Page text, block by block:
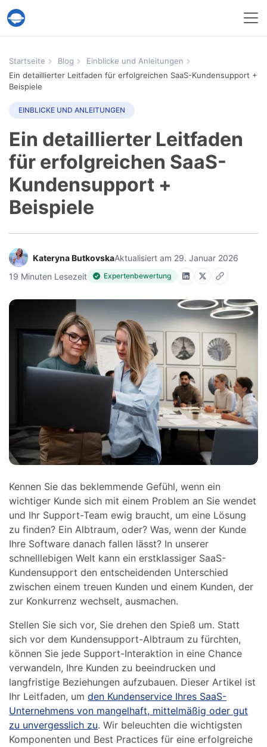
Help Desk Migration
Startseite Blog
Einblicke und Anleitungen
Ein detaillierter Leitfaden für erfolgreichen SaaS-Kundensupport +
Beispiele
EINBLICKE UND ANLEITUNGEN
Ein detaillierter Leitfaden
für erfolgreichen SaaS-
Kundensupport +
Beispiele
Kateryna ButkovskaAktualisiert am 29. Januar 2026
19 Minuten Lesezeit
Expertenbewertung
Kennen Sie das beklemmende Gefühl, wenn ein
wichtiger Kunde sich mit einem Problem an Sie wendet
und Ihr Support-Team ewig braucht, um eine Lösung
zu finden? Ein Albtraum, oder? Was, wenn der Kunde
Ihre Software danach fallen lässt? In unserer
schnelllebigen Welt kann ein erstklassiger SaaS-
Kundensupport den entscheidenden Unterschied
zwischen einem treuen Kunden und einem Kunden, der
zur Konkurrenz wechselt, ausmachen.
Stellen Sie sich vor, Sie drehen den Spieß um. Statt
sich vor dem Kundensupport-Albtraum zu fürchten,
können Sie jede Support-Interaktion in eine Chance
verwandeln, Ihre Kunden zu beeindrucken und
langfristige Beziehungen aufzubauen. Dieser Artikel ist
Ihr Leitfaden, umden Kundenservice Ihres SaaS-
Unternehmens von mangelhaft, mittelmäßig oder gut
zu unvergesslich zu. Wir beleuchten die wichtigsten
Komponenten und Best Practices für eine erfolgreiche